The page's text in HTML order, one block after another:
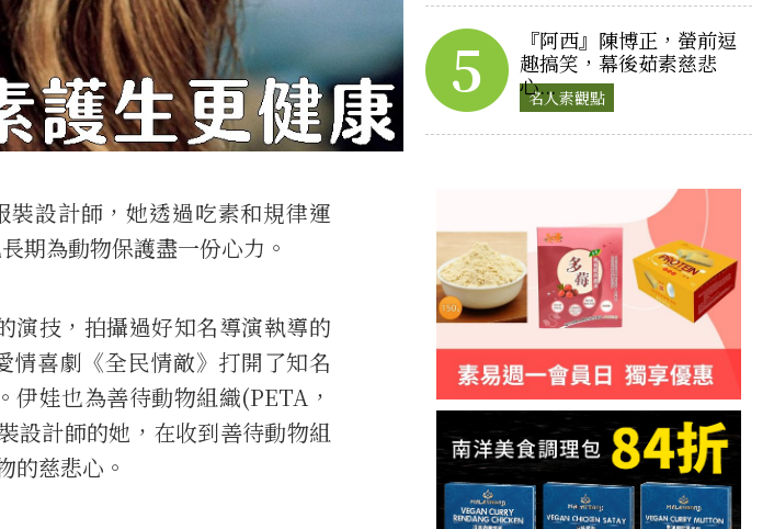
設計師，她透過吃素和規律運
期為動物保護盡一份心力。
演技，拍攝過好知名導演執導的
情喜劇《全民情敵》打開了知名
娃也為善待動物組織(PETA，
設計師的她，在收到善待動物組
的慈悲心。
5
『阿西』陳博正，螢前逗
趣搞笑，幕後茹素慈悲
心...
名人素觀點